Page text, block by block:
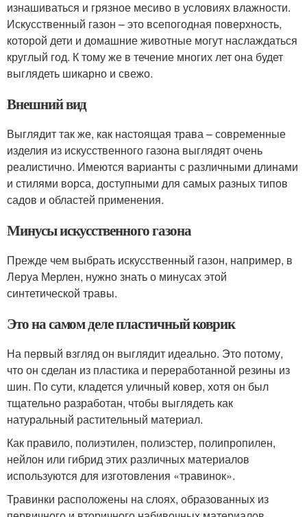
изнашиваться и грязное месиво в условиях влажности.
Искусственный газон – это всепогодная поверхность,
которой дети и домашние животные могут наслаждаться
круглый год. К тому же в течение многих лет она будет
выглядеть шикарно и свежо.
Внешний вид
Выглядит так же, как настоящая трава – современные
изделия из искусственного газона выглядят очень
реалистично. Имеются варианты с различными длинами
и стилями ворса, доступными для самых разных типов
садов и областей применения.
Минусы искусственного газона
Прежде чем выбрать искусственный газон, например, в
Леруа Мерлен, нужно знать о минусах этой
синтетической травы.
Это на самом деле пластичный коврик
На первый взгляд он выглядит идеально. Это потому,
что он сделан из пластика и переработанной резины из
шин. По сути, кладется уличный ковер, хотя он был
тщательно разработан, чтобы выглядеть как
натуральный растительный материал.
Как правило, полиэтилен, полиэстер, полипропилен,
нейлон или гибрид этих различных материалов
используются для изготовления «травинок».
Травинки расположены на слоях, образованных из